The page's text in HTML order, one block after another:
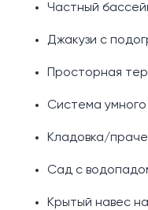
Частный
Джакузи с
Просторная
Система
Кладовка/
Сад с
Крытый навес